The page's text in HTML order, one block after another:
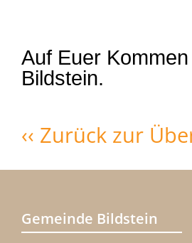
Auf Euer
Bildstein.
‹‹ Zurück zur
Gemeinde Bildstein